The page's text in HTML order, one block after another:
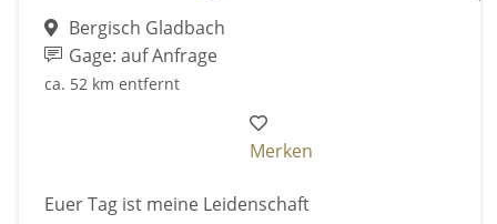
Bergisch Gladbach
Gage: auf Anfrage
ca. 52 km entfernt
Merken
Euer Tag ist meine Leidenschaft